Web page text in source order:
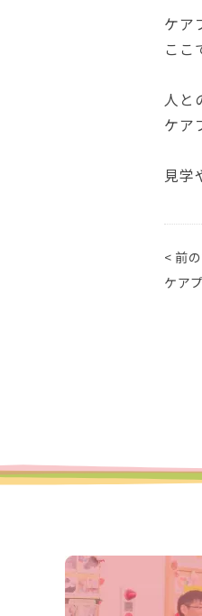
ケア
ここ
人と
ケア
見学
< 前
ケア